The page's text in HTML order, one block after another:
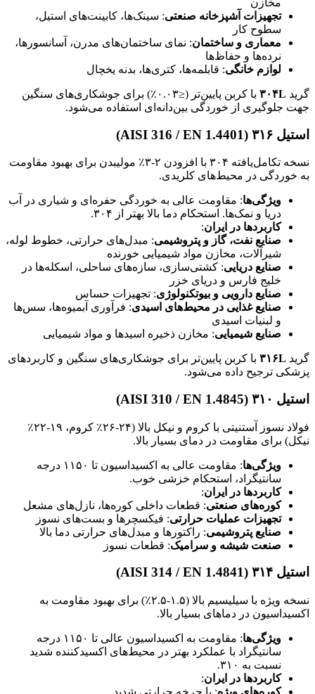
تجهیزات آشپزخانه صنعتی: سینک‌ها، کابینت‌های استیل،
سطوح کار
معماری و ساختمان: نمای ساختمان‌های مدرن، آسانسورها،
نرده‌ها و حفاظ‌ها
لوازم خانگی: قابلمه‌ها، کتری‌ها، بدنه یخچال
گرید ۳۰۴L
با کربن پایین‌تر (≤۰.۰۳٪) برای جوشکاری‌های سنگین
جهت جلوگیری از خوردگی بین‌دانه‌ای استفاده می‌شود.
استیل ۳۱۶ (AISI 316 / EN 1.4401)
نسخه تکامل‌یافته ۳۰۴ با افزودن ۲-۳٪ مولیبدن برای بهبود مقاومت
به خوردگی در محیط‌های کلریدی.
ویژگی‌ها: مقاومت عالی به خوردگی حفره‌ای و شیاری در آب
دریا و نمک‌ها. استحکام دما بالا بهتر از ۳۰۴.
کاربردها در ایران:
صنایع نفت، گاز و پتروشیمی: مبدل‌های حرارتی، خطوط لوله،
شیرآلات، مخازن مواد شیمیایی خورنده
صنایع دریایی: کشتی‌سازی، سازه‌های ساحلی، اسکله‌ها در
خلیج فارس و دریای خزر
صنایع دارویی و بیوتکنولوژی: تجهیزات حساس
صنایع غذایی در محیط‌های اسیدی: فرآوری آبمیوه‌ها، سس‌ها
و لبنیات اسیدی
صنایع شیمیایی: مخازن ذخیره اسیدها و مواد شیمیایی
گرید ۳۱۶L با کربن پایین‌تر برای جوشکاری‌های سنگین و کاربردهای
پزشکی ترجیح داده می‌شود.
استیل ۳۱۰ (AISI 310 / EN 1.4845)
فولاد نسوز آستنیتی با کروم و نیکل بالا (۲۴-۲۶٪ کروم، ۱۹-۲۲٪
نیکل) برای مقاومت در دمای بسیار بالا.
ویژگی‌ها
: مقاومت عالی به اکسیداسیون تا ۱۱۵۰ درجه
سانتیگراد، استحکام خزشی خوب.
کاربردها در ایران:
کوره‌های صنعتی: قطعات داخلی کوره‌ها، نازل‌های مشعل
تجهیزات عملیات حرارتی: فیکسچرها و بست‌های نسوز
صنایع پتروشیمی: راکتورها و مبدل‌های حرارتی دما بالا
صنعت شیشه و سرامیک: قطعات نسوز
استیل ۳۱۴ (AISI 314 / EN 1.4841)
نسخه ویژه با سیلیسیم بالا (۱.۵-۲.۵٪) برای بهبود مقاومت به
اکسیداسیون در دماهای بسیار بالا.
ویژگی‌ها
: مقاومت به اکسیداسیون عالی تا ۱۱۵۰ درجه
سانتیگراد با عملکرد بهتر در محیط‌های اکسیدکننده شدید
نسبت به ۳۱۰.
کاربردها در ایران:
کوره‌های ویژه: با چرخه حرارتی شدید